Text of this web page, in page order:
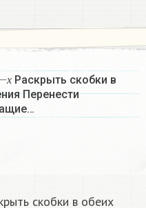
х
–
Раскрыть скобки в
Перенести
скобки в обеих